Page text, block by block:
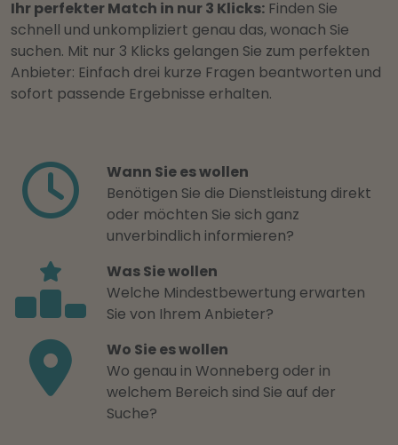
Ihr perfekter Match in nur 3 Klicks: Finden Sie
schnell und unkompliziert genau das, wonach Sie
suchen. Mit nur 3 Klicks gelangen Sie zum perfekten
Anbieter: Einfach drei kurze Fragen beantworten und
sofort passende Ergebnisse erhalten.
Wann Sie es wollen
Benötigen Sie die Dienstleistung direkt
oder möchten Sie sich ganz
unverbindlich informieren?
Was Sie wollen
Welche Mindestbewertung erwarten
Sie von Ihrem Anbieter?
Wo Sie es wollen
Wo genau in Wonneberg oder in
welchem Bereich sind Sie auf der
Suche?